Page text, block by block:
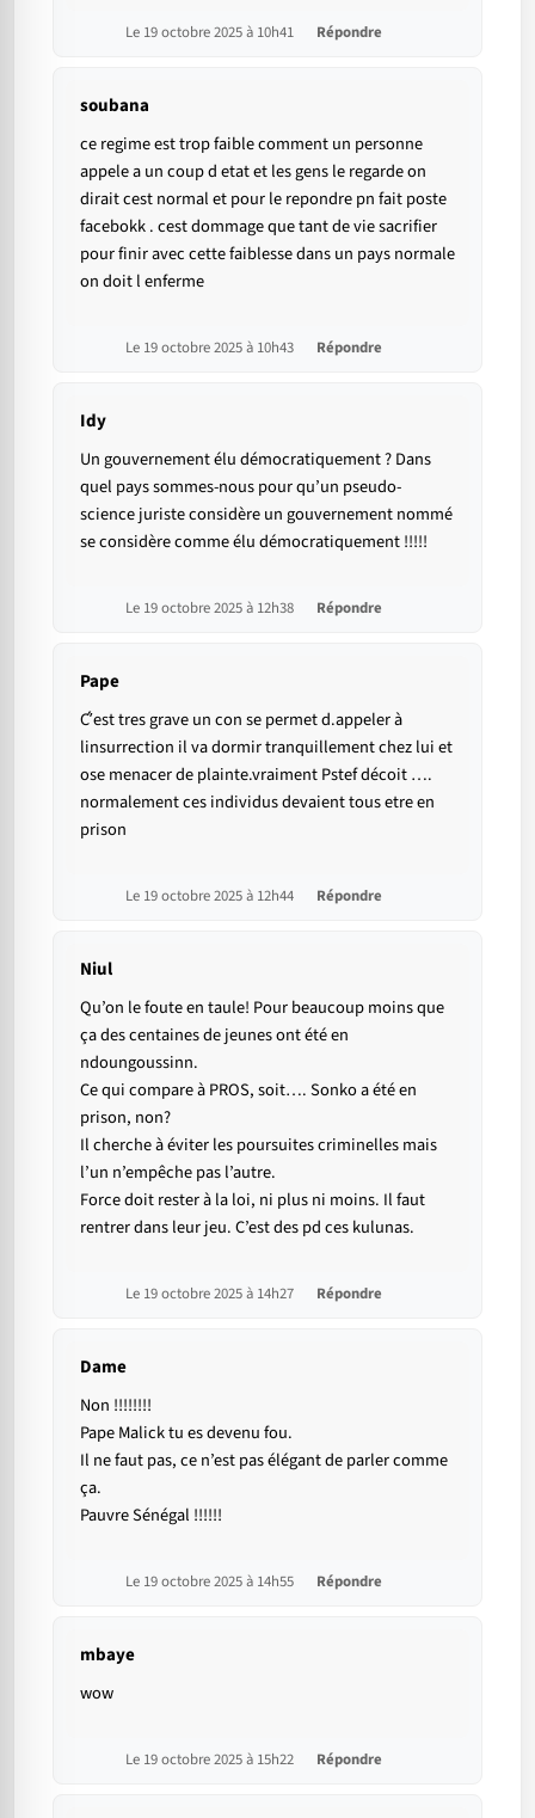
Le 19 octobre 2025 à 10h41 Répondre
soubana
ce regime est trop faible comment un personne
appele a un coup d etat et les gens le regarde on
dirait cest normal et pour le repondre pn fait poste
facebokk . cest dommage que tant de vie sacrifier
pour finir avec cette faiblesse dans un pays normale
on doit l enferme
Le 19 octobre 2025 à 10h43 Répondre
Idy
Un gouvernement élu démocratiquement ? Dans
quel pays sommes-nous pour qu’un pseudo-
science juriste considère un gouvernement nommé
se considère comme élu démocratiquement !!!!!
Le 19 octobre 2025 à 12h38 Répondre
Pape
C’́est tres grave un con se permet d.appeler à
linsurrection il va dormir tranquillement chez lui et
ose menacer de plainte.vraiment Pstef décoit ….
normalement ces individus devaient tous etre en
prison
Le 19 octobre 2025 à 12h44 Répondre
Niul
Qu’on le foute en taule! Pour beaucoup moins que
ça des centaines de jeunes ont été en
ndoungoussinn.
Ce qui compare à PROS, soit…. Sonko a été en
prison, non?
Il cherche à éviter les poursuites criminelles mais
l’un n’empêche pas l’autre.
Force doit rester à la loi, ni plus ni moins. Il faut
rentrer dans leur jeu. C’est des pd ces kulunas.
Le 19 octobre 2025 à 14h27 Répondre
Dame
Non !!!!!!!!
Pape Malick tu es devenu fou.
Il ne faut pas, ce n’est pas élégant de parler comme
ça.
Pauvre Sénégal !!!!!!
Le 19 octobre 2025 à 14h55 Répondre
mbaye
wow
Le 19 octobre 2025 à 15h22 Répondre